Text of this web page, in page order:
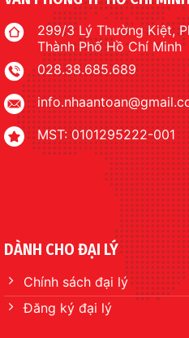
299/3 Lý Thường Kiệt,
Thành Phố Hồ Chí Minh
028.38.685.689
MST: 0101295222-001
DÀNH CHO ĐẠI LÝ
Chính sách đại lý
Đăng ký đại lý